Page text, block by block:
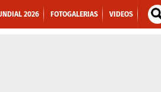
2026 FOTOGALERIAS VIDEOS